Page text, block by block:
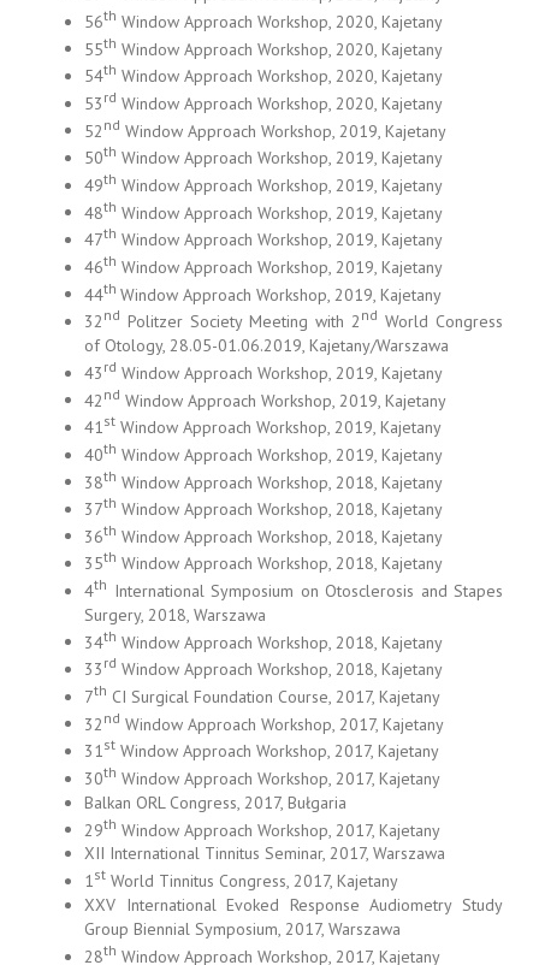
56th Window Approach Workshop, 2020, Kajetany
55th Window Approach Workshop, 2020, Kajetany
54th Window Approach Workshop, 2020, Kajetany
53 rd Window Approach Workshop, 2020, Kajetany
52 nd Window Approach Workshop, 2019, Kajetany
50th Window Approach Workshop, 2019, Kajetany
49th Window Approach Workshop, 2019, Kajetany
48th Window Approach Workshop, 2019, Kajetany
47th Window Approach Workshop, 2019, Kajetany
46th Window Approach Workshop, 2019, Kajetany
44th Window Approach Workshop, 2019, Kajetany
32 nd Politzer Society Meeting with 2 nd World Congress
of Otology, 28.05-01.06.2019, Kajetany/Warszawa
43 rd Window Approach Workshop, 2019, Kajetany
42 nd Window Approach Workshop, 2019, Kajetany
41st Window Approach Workshop, 2019, Kajetany
40th Window Approach Workshop, 2019, Kajetany
38th Window Approach Workshop, 2018, Kajetany
37th Window Approach Workshop, 2018, Kajetany
36th Window Approach Workshop, 2018, Kajetany
35th Window Approach Workshop, 2018, Kajetany
4th International Symposium on Otosclerosis and Stapes
Surgery, 2018, Warszawa
34th Window Approach Workshop, 2018, Kajetany
33 rd Window Approach Workshop, 2018, Kajetany
7th CI Surgical Foundation Course, 2017, Kajetany
32 nd Window Approach Workshop, 2017, Kajetany
31st Window Approach Workshop, 2017, Kajetany
30th Window Approach Workshop, 2017, Kajetany
Balkan ORL Congress, 2017, Bułgaria
29th Window Approach Workshop, 2017, Kajetany
XII International Tinnitus Seminar, 2017, Warszawa
1st World Tinnitus Congress, 2017, Kajetany
XXV International Evoked Response Audiometry Study
Group Biennial Symposium, 2017, Warszawa
28th Window Approach Workshop, 2017, Kajetany